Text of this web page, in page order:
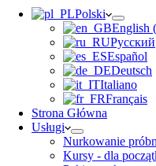
Polski
English
Русский
Español
Deutsch
Italiano
Français
Strona Główna
Usługi
Nurkowanie
Kursy - dla